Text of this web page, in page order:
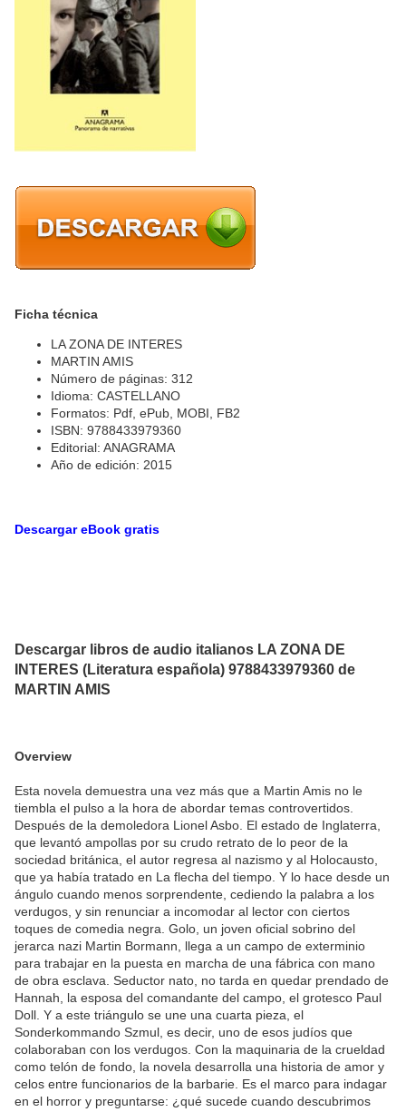
Ficha técnica
LA ZONA DE INTERES
MARTIN AMIS
Número de páginas: 312
Idioma: CASTELLANO
Formatos: Pdf, ePub, MOBI, FB2
ISBN: 9788433979360
Editorial: ANAGRAMA
Año de edición: 2015
Descargar eBook gratis
Descargar libros de audio italianos LA ZONA DE
INTERES (Literatura española) 9788433979360 de
MARTIN AMIS
Overview
Esta novela demuestra una vez más que a Martin Amis no le
tiembla el pulso a la hora de abordar temas controvertidos.
Después de la demoledora Lionel Asbo. El estado de Inglaterra,
que levantó ampollas por su crudo retrato de lo peor de la
sociedad británica, el autor regresa al nazismo y al Holocausto,
que ya había tratado en La flecha del tiempo. Y lo hace desde un
ángulo cuando menos sorprendente, cediendo la palabra a los
verdugos, y sin renunciar a incomodar al lector con ciertos
toques de comedia negra. Golo, un joven oficial sobrino del
jerarca nazi Martin Bormann, llega a un campo de exterminio
para trabajar en la puesta en marcha de una fábrica con mano
de obra esclava. Seductor nato, no tarda en quedar prendado de
Hannah, la esposa del comandante del campo, el grotesco Paul
Doll. Y a este triángulo se une una cuarta pieza, el
Sonderkommando Szmul, es decir, uno de esos judíos que
colaboraban con los verdugos. Con la maquinaria de la crueldad
como telón de fondo, la novela desarrolla una historia de amor y
celos entre funcionarios de la barbarie. Es el marco para indagar
en el horror y preguntarse: ¿qué sucede cuando descubrimos